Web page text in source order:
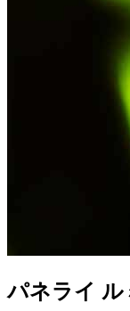
パネライ ル